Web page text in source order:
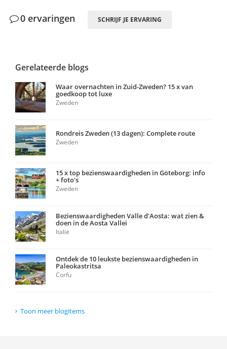
0 ervaringen SCHRIJF JE ERVARING
Gerelateerde blogs
Waar overnachten in Zuid-Zweden? 15 x van
goedkoop tot luxe
Zweden
Rondreis Zweden (13 dagen): Complete route
Zweden
15 x top bezienswaardigheden in Göteborg: info
+ foto's
Zweden
Bezienswaardigheden Valle d'Aosta: wat zien &
doen in de Aosta Vallei
Italië
Ontdek de 10 leukste bezienswaardigheden in
Paleokastritsa
Corfu
Toon meer blogitems